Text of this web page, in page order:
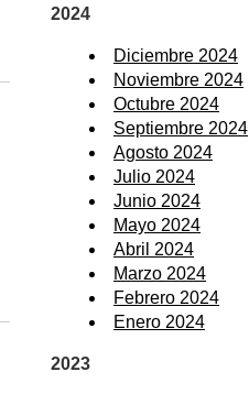
2024
Diciembre 2024
Noviembre 2024
Octubre 2024
Septiembre 2024
Agosto 2024
Julio 2024
Junio 2024
Mayo 2024
Abril 2024
Marzo 2024
Febrero 2024
Enero 2024
2023